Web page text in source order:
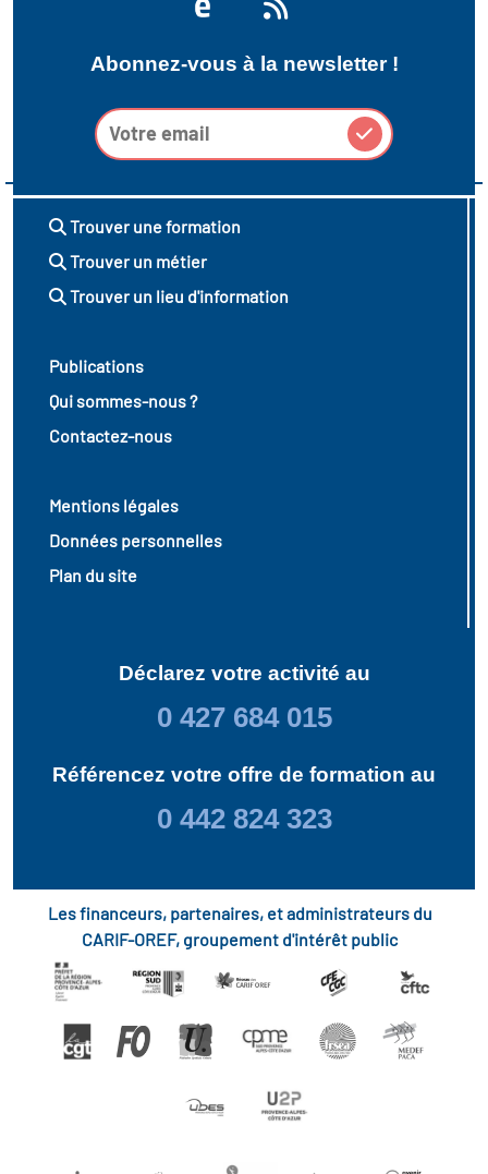
Abonnez-vous à la newsletter !
Trouver une formation
Trouver un métier
Trouver un lieu d'information
Publications
Qui sommes-nous ?
Contactez-nous
Mentions légales
Données personnelles
Plan du site
Déclarez votre activité au
0 427 684 015
Référencez votre offre de formation au
0 442 824 323
Les financeurs, partenaires, et administrateurs du
CARIF-OREF, groupement d'intérêt public